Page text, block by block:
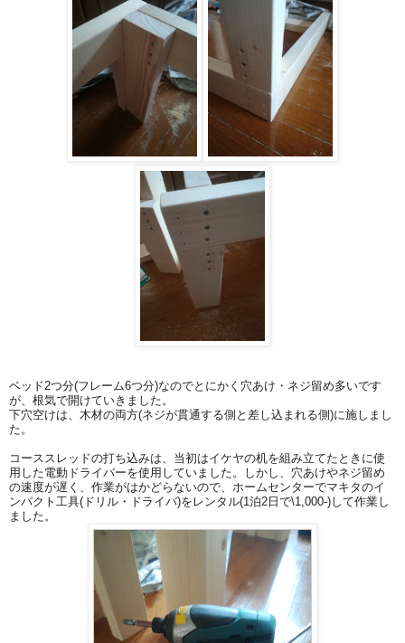
ベッド2つ分(フレーム6つ分)なのでとにかく穴あけ・ネジ留め多いです
が、根気で開けていきました。
下穴空けは、木材の両方(ネジが貫通する側と差し込まれる側)に施しまし
た。
コーススレッドの打ち込みは、当初はイケヤの机を組み立てたときに使
用した電動ドライバーを使用していました。しかし、穴あけやネジ留め
の速度が遅く、作業がはかどらないので、ホームセンターでマキタのイ
ンパクト工具(ドリル・ドライバ)をレンタル(1泊2日で\1,000-)して作業し
ました。